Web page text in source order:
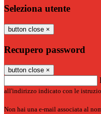
Seleziona utente
button close ×
Recupero password
button close ×
all'indirizzo indicato con le
Non hai una e-mail associata al